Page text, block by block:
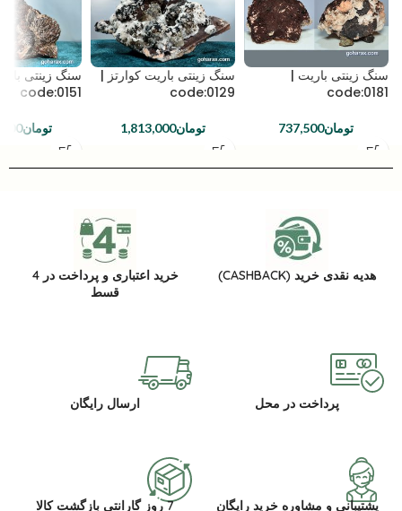
سنگ زینتی باریت |
code:0181
تومان737,500
سنگ زینتی باریت کوارتز |
code:0129
تومان1,813,000
سنگ زینتی
code:0151
تومان
هدیه نقدی خرید (CASHBACK)
خرید اعتباری و پرداخت در 4
قسط
پرداخت در محل ارسال رایگان
پشتیبانی و مشاوره خرید رایگان 7 روز گارانتی بازگشت کالا